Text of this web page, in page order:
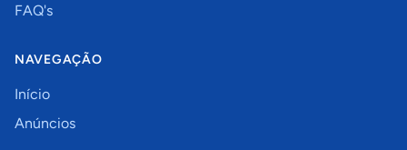
FAQ's
NAVEGAÇÃO
Início
Anúncios